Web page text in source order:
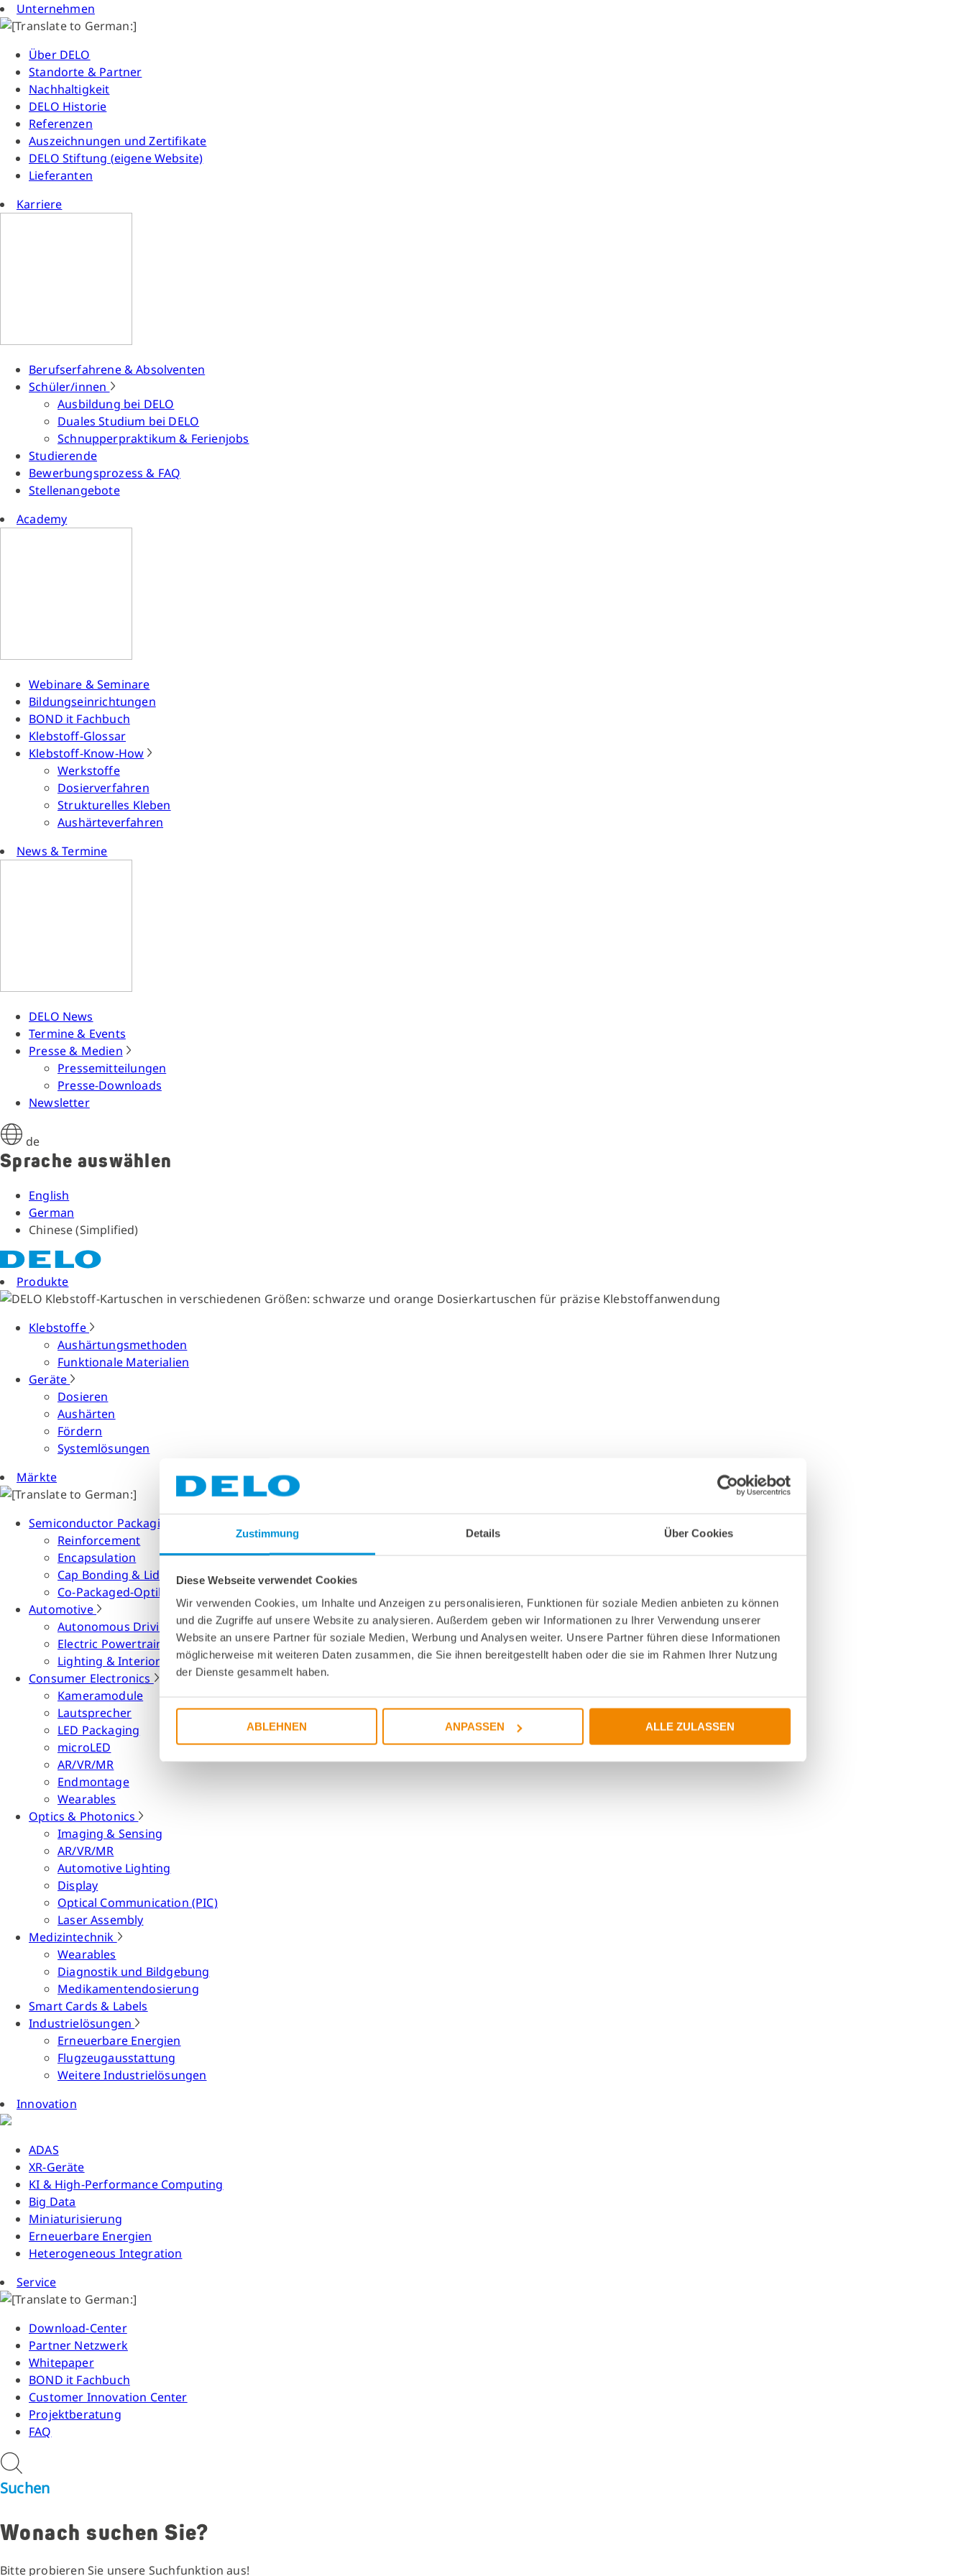
Zustimmung Details Über Cookies
Diese Webseite verwendet Cookies
Wir verwenden Cookies, um Inhalte und Anzeigen zu personalisieren, Funktionen für soziale Medien anbieten zu können
und die Zugriffe auf unsere Website zu analysieren. Außerdem geben wir Informationen zu Ihrer Verwendung unserer
Website an unsere Partner für soziale Medien, Werbung und Analysen weiter. Unsere Partner führen diese Informationen
möglicherweise mit weiteren Daten zusammen, die Sie ihnen bereitgestellt haben oder die sie im Rahmen Ihrer Nutzung
der Dienste gesammelt haben.
ABLEHNEN ANPASSEN ALLE ZULASSEN
Unternehmen
Über DELO
Standorte & Partner
Nachhaltigkeit
DELO Historie
Referenzen
Auszeichnungen und Zertifikate
DELO Stiftung (eigene Website)
Lieferanten
Karriere
Berufserfahrene & Absolventen
Schüler/innen
Ausbildung bei DELO
Duales Studium bei DELO
Schnupperpraktikum & Ferienjobs
Studierende
Bewerbungsprozess & FAQ
Stellenangebote
Academy
Webinare & Seminare
Bildungseinrichtungen
BOND it Fachbuch
Klebstoff-Glossar
Klebstoff-Know-How
Werkstoffe
Dosierverfahren
Strukturelles Kleben
Aushärteverfahren
News & Termine
DELO News
Termine & Events
Presse & Medien
Pressemitteilungen
Presse-Downloads
Newsletter
de
Sprache auswählen
English
German
Chinese (Simplified)
Produkte
Klebstoffe
Aushärtungsmethoden
Funktionale Materialien
Geräte
Dosieren
Aushärten
Fördern
Systemlösungen
Märkte
Semiconductor Packaging
Reinforcement
Encapsulation
Cap Bonding & Lid Attach
Co-Packaged-Optiken
Automotive
Autonomous Driving
Electric Powertrain
Lighting & Interior
Consumer Electronics
Kameramodule
Lautsprecher
LED Packaging
microLED
AR/VR/MR
Endmontage
Wearables
Optics & Photonics
Imaging & Sensing
AR/VR/MR
Automotive Lighting
Display
Optical Communication (PIC)
Laser Assembly
Medizintechnik
Wearables
Diagnostik und Bildgebung
Medikamentendosierung
Smart Cards & Labels
Industrielösungen
Erneuerbare Energien
Flugzeugausstattung
Weitere Industrielösungen
Innovation
ADAS
XR-Geräte
KI & High-Performance Computing
Big Data
Miniaturisierung
Erneuerbare Energien
Heterogeneous Integration
Service
Download-Center
Partner Netzwerk
Whitepaper
BOND it Fachbuch
Customer Innovation Center
Projektberatung
FAQ
Suchen
Wonach suchen Sie?
Bitte probieren Sie unsere Suchfunktion aus!